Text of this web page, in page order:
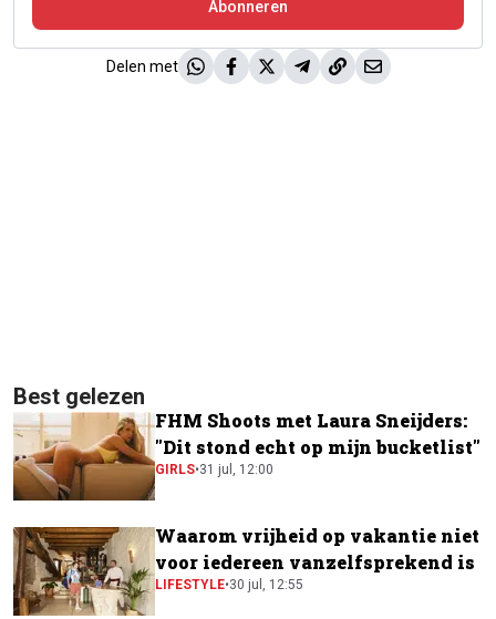
Abonneren
Delen met
Best gelezen
FHM Shoots met Laura Sneijders:
"Dit stond echt op mijn bucketlist"
GIRLS•31 jul, 12:00
Waarom vrijheid op vakantie niet
voor iedereen vanzelfsprekend is
LIFESTYLE•30 jul, 12:55